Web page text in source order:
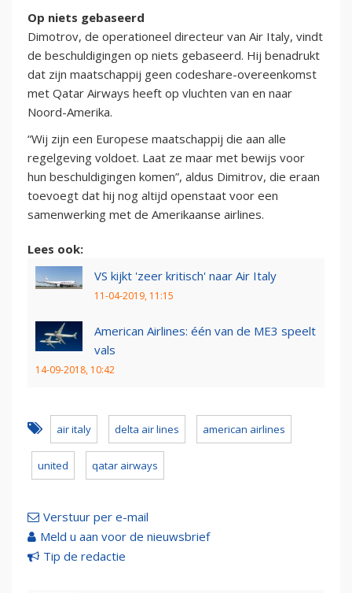
Op niets gebaseerd
Dimotrov, de operationeel directeur van Air Italy, vindt
de beschuldigingen op niets gebaseerd. Hij benadrukt
dat zijn maatschappij geen codeshare-overeenkomst
met Qatar Airways heeft op vluchten van en naar
Noord-Amerika.
“Wij zijn een Europese maatschappij die aan alle
regelgeving voldoet. Laat ze maar met bewijs voor
hun beschuldigingen komen”, aldus Dimitrov, die eraan
toevoegt dat hij nog altijd openstaat voor een
samenwerking met de Amerikaanse airlines.
Lees ook:
VS kijkt 'zeer kritisch' naar Air Italy
11-04-2019, 11:15
American Airlines: één van de ME3 speelt
vals
14-09-2018, 10:42
air italy delta air lines american airlines
united qatar airways
Verstuur per e-mail
Meld u aan voor de nieuwsbrief
Tip de redactie